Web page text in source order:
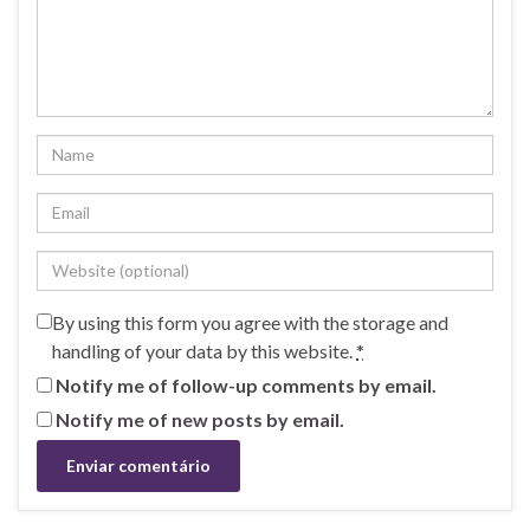
By using this form you agree with the storage and
handling of your data by this website. *
Notify me of follow-up comments by email.
Notify me of new posts by email.